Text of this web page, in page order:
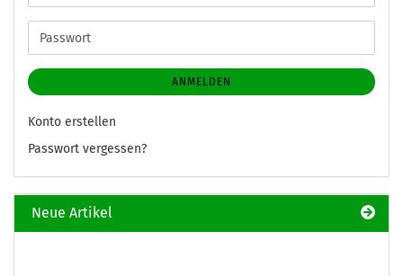
Mail-
Adresse
Passwort
ANMELDEN
Konto erstellen
Passwort vergessen?
Neue Artikel